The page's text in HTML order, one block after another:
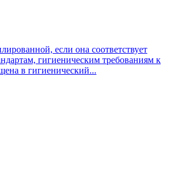
если она соответствует
гигиеническим требованиям к
в гигиенический...